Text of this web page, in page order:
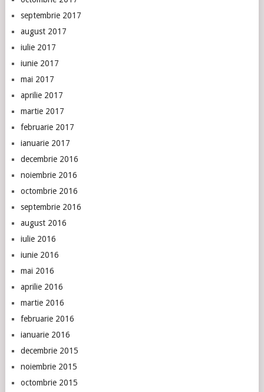
septembrie 2017
august 2017
iulie 2017
iunie 2017
mai 2017
aprilie 2017
martie 2017
februarie 2017
ianuarie 2017
decembrie 2016
noiembrie 2016
octombrie 2016
septembrie 2016
august 2016
iulie 2016
iunie 2016
mai 2016
aprilie 2016
martie 2016
februarie 2016
ianuarie 2016
decembrie 2015
noiembrie 2015
octombrie 2015